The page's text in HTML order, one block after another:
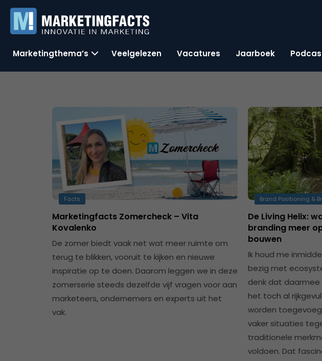
Marketingthema’s Veelgelezen Vacatures Jaarboek
Facts
Marketingfacts Zomercheck – Vita
Kovalenko
De zomer biedt vaak net wat meer ruimte om
terug te blikken, vooruit te kijken en nieuwe
inspiratie op te doen. Daarom leggen we in deze
zomerserie steeds dezelfde vijf vragen voor aan
marketeers, ondernemers en experts uit het
vak.
Brand Positioning &
De Living Helix:
branding meer
bouwen
Ik houd me
bezig met
denk dat daarmee
het toch al
worden
vaker situaties
traditionele
voldoen. Dat